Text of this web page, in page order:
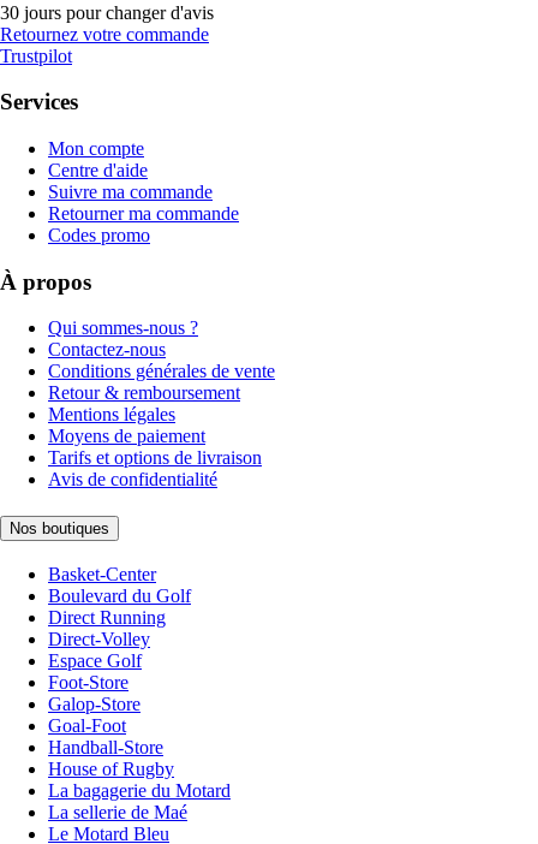
30 jours pour changer d'avis
Retournez votre commande
Trustpilot
Services
Mon compte
Centre d'aide
Suivre ma commande
Retourner ma commande
Codes promo
À propos
Qui sommes-nous ?
Contactez-nous
Conditions générales de vente
Retour & remboursement
Mentions légales
Moyens de paiement
Tarifs et options de livraison
Avis de confidentialité
Nos boutiques
Basket-Center
Boulevard du Golf
Direct Running
Direct-Volley
Espace Golf
Foot-Store
Galop-Store
Goal-Foot
Handball-Store
House of Rugby
La bagagerie du Motard
La sellerie de Maé
Le Motard Bleu